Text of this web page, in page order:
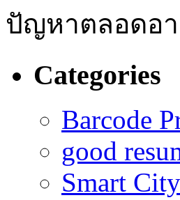
ปัญหาตลอดอ
Categories
Barcode
good
Smart